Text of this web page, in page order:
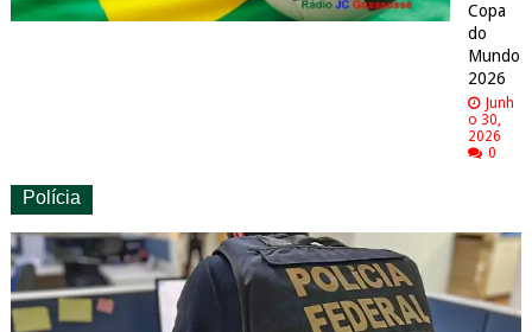
Copa
do
Mundo
2026
Junh
o 30,
2026
0
Polícia